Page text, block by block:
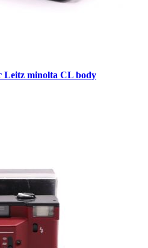
Leitz minolta CL body